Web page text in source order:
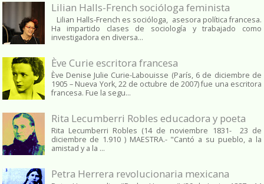
Lilian Halls-French socióloga feminista
Lilian Halls-French es socióloga, asesora política francesa.
Ha impartido clases de sociología y trabajado como
investigadora en diversa...
Ève Curie escritora francesa
Ève Denise Julie Curie-Labouisse (París, 6 de diciembre de
1905 – Nueva York, 22 de octubre de 2007) fue una escritora
francesa. Fue la segu...
Rita Lecumberri Robles educadora y poeta
Rita Lecumberri Robles (14 de noviembre 1831- 23 de
diciembre de 1.910 ) MAESTRA.- "Cantó a su pueblo, a la
amistad y a la ...
Petra Herrera revolucionaria mexicana